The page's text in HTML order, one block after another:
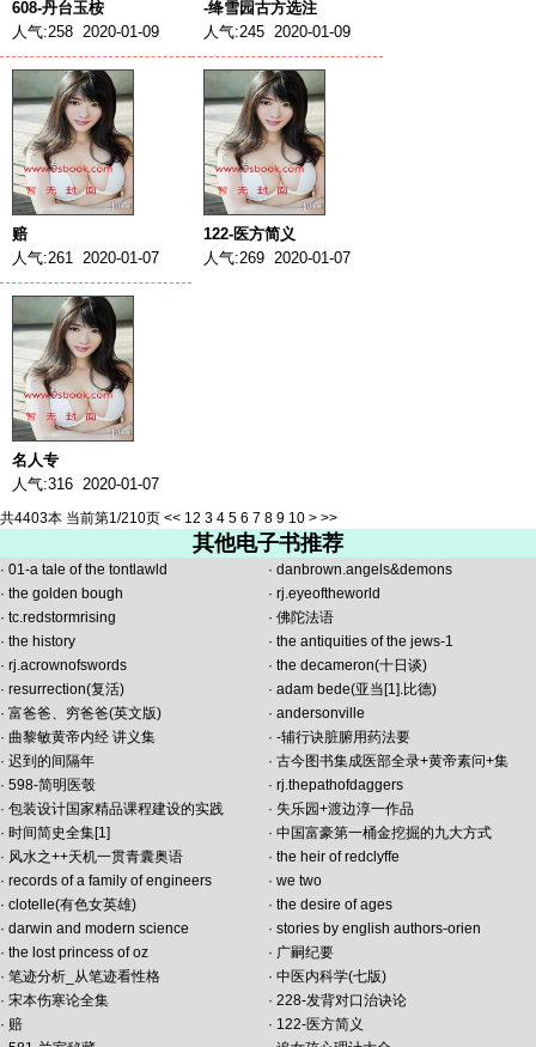
608-丹台玉桉
人气:258 2020-01-09
-绛雪园古方选注
人气:245 2020-01-09
赔
人气:261 2020-01-07
122-医方简义
人气:269 2020-01-07
名人专
人气:316 2020-01-07
共4403本 当前第1/210页 << 12 3 4 5 6 7 8 9 10 > >>
其他电子书推荐
· 01-a tale of the tontlawld · danbrown.angels&demons
· the golden bough · rj.eyeoftheworld
· tc.redstormrising · 佛陀法语
· the history · the antiquities of the jews-1
· rj.acrownofswords · the decameron(十日谈)
· resurrection(复活) · adam bede(亚当[1].比德)
· 富爸爸、穷爸爸(英文版) · andersonville
· 曲黎敏黄帝内经 讲义集 · -辅行诀脏腑用药法要
· 迟到的间隔年 · 古今图书集成医部全录+黄帝素问+集
· 598-简明医彀 · rj.thepathofdaggers
· 包装设计国家精品课程建设的实践 · 失乐园+渡边淳一作品
· 时间简史全集[1] · 中国富豪第一桶金挖掘的九大方式
· 风水之++天机一贯青囊奥语 · the heir of redclyffe
· records of a family of engineers · we two
· clotelle(有色女英雄) · the desire of ages
· darwin and modern science · stories by english authors-orien
· the lost princess of oz · 广嗣纪要
· 笔迹分析_从笔迹看性格 · 中医内科学(七版)
· 宋本伤寒论全集 · 228-发背对口治诀论
· 赔 · 122-医方简义